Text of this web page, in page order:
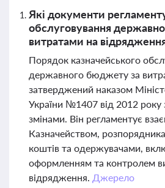
Які документи
обслуговування
витратами на
Порядок казначейського
державного бюджету за
затверджений наказом
України №1407 від 2012
змінами. Він регламентує
Казначейством,
коштів та одержувачами,
оформленням та контролем
відрядження. Джерело